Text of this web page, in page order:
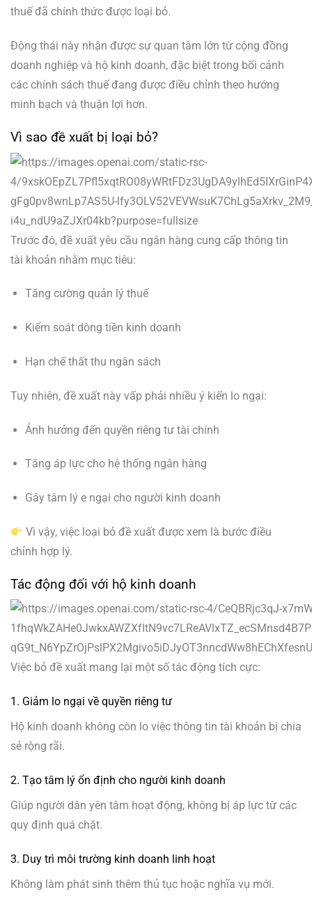
thuế đã chính thức được loại bỏ.
Động thái này nhận được sự quan tâm lớn từ cộng đồng
doanh nghiệp và hộ kinh doanh, đặc biệt trong bối cảnh
các chính sách thuế đang được điều chỉnh theo hướng
minh bạch và thuận lợi hơn.
Vì sao đề xuất bị loại bỏ?
Trước đó, đề xuất yêu cầu ngân hàng cung cấp thông tin
tài khoản nhằm mục tiêu:
Tăng cường quản lý thuế
Kiểm soát dòng tiền kinh doanh
Hạn chế thất thu ngân sách
Tuy nhiên, đề xuất này vấp phải nhiều ý kiến lo ngại:
Ảnh hưởng đến quyền riêng tư tài chính
Tăng áp lực cho hệ thống ngân hàng
Gây tâm lý e ngại cho người kinh doanh
Vì vậy, việc loại bỏ đề xuất được xem là bước điều
chỉnh hợp lý.
Tác động đối với hộ kinh doanh
Việc bỏ đề xuất mang lại một số tác động tích cực:
1. Giảm lo ngại về quyền riêng tư
Hộ kinh doanh không còn lo việc thông tin tài khoản bị chia
sẻ rộng rãi.
2. Tạo tâm lý ổn định cho người kinh doanh
Giúp người dân yên tâm hoạt động, không bị áp lực từ các
quy định quá chặt.
3. Duy trì môi trường kinh doanh linh hoạt
Không làm phát sinh thêm thủ tục hoặc nghĩa vụ mới.